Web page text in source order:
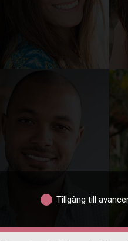
Tillgång till